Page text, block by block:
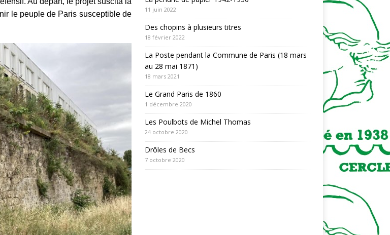
le peuple de Paris susceptible de
11 juin 2022
Des chopins à plusieurs titres
18 février 2022
La Poste pendant la Commune de Paris (18 mars
au 28 mai 1871)
18 mars 2021
Le Grand Paris de 1860
1 décembre 2020
Les Poulbots de Michel Thomas
24 octobre 2020
Drôles de Becs
7 octobre 2020